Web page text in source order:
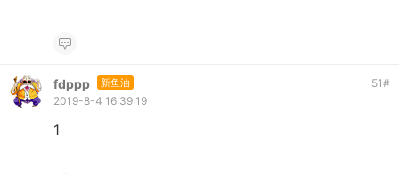
fdppp 新鱼油 51#
2019-8-4 16:39:19
1